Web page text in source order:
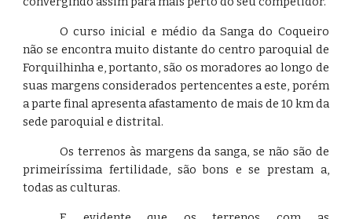
O curso inicial e médio da Sanga do Coqueiro
não se encontra muito distante do centro paroquial de
Forquilhinha e, portanto, são os moradores ao longo de
suas margens considerados pertencentes a este, porém
a parte final apresenta afastamento de mais de 10 km da
sede paroquial e distrital.
Os terrenos às margens da sanga, se não são de
primeiríssima fertilidade, são bons e se prestam a,
todas as culturas.